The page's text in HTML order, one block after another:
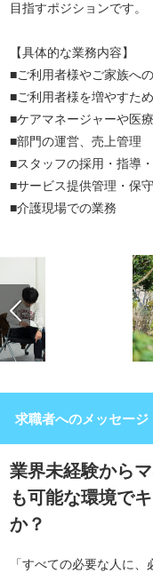
目指すポジションです。
【具体的な業務内容】
■ご利用者様やご家族へ
■ご利用者様を増やすた
■ケアマネージャーや医
■部門の運営、売上管理
■スタッフの採用・指導
■サービス提供管理・保守
■介護現場での業務
求職者へのメッセージ
業界未経験から
も可能な環境で
か？
「すべての必要な人に